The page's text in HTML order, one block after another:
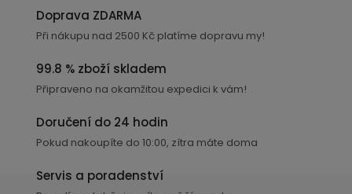
í
v
y
n
í
Doprava ZDARMA
Při nákupu nad 2500 Kč platíme dopravu my!
99.8 % zboží skladem
Připraveno na okamžitou expedici k vám!
Doručení do 24 hodin
Pokud nakoupíte do 10:00, zítra máte doma
Servis a poradenství